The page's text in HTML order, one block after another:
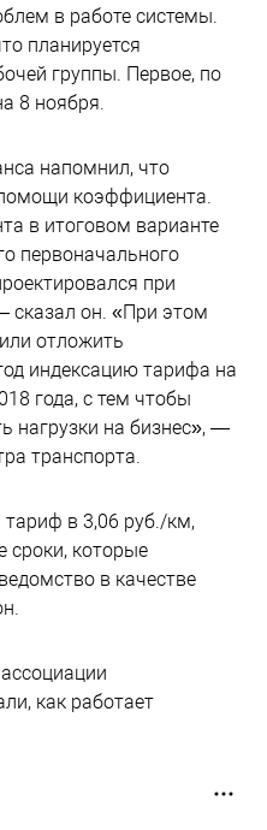
в работе системы.
планируется
группы. Первое, по
8 ноября.
напомнил, что
коэффициента.
в итоговом варианте
первоначального
при
он. «При этом
отложить
индексацию тарифа на
года, с тем чтобы
нагрузки на бизнес», —
транспорта.
тариф в 3,06 руб./км,
сроки, которые
в качестве
как работает